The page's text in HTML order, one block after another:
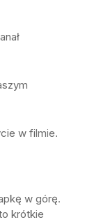
w filmie.
w górę.
krótkie